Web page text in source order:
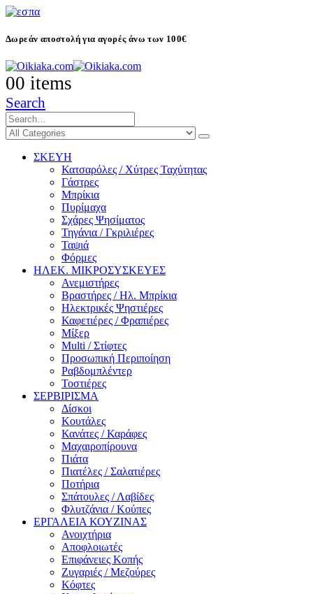
Δωρεάν αποστολή για αγορές άνω των 100€
00 items
Search
ΣΚΕΥΗ
Κατσαρόλες / Χύτρες Ταχύτητας
Γάστρες
Μπρίκια
Πυρίμαχα
Σχάρες Ψησίματος
Τηγάνια / Γκριλιέρες
Ταψιά
Φόρμες
ΗΛΕΚ. ΜΙΚΡΟΣΥΣΚΕΥΕΣ
Ανεμιστήρες
Βραστήρες / Ηλ. Μπρίκια
Ηλεκτρικές Ψηστιέρες
Καφετιέρες / Φραπιέρες
Μίξερ
Multi / Στίφτες
Προσωπική Περιποίηση
Ραβδομπλέντερ
Τοστιέρες
ΣΕΡΒΙΡΙΣΜΑ
Δίσκοι
Κουτάλες
Κανάτες / Καράφες
Μαχαιροπίρουνα
Πιάτα
Πιατέλες / Σαλατιέρες
Ποτήρια
Σπάτουλες / Λαβίδες
Φλυτζάνια / Κούπες
ΕΡΓΑΛΕΙΑ ΚΟΥΖΙΝΑΣ
Ανοιχτήρια
Αποφλοιωτές
Επιφάνειες Κοπής
Ζυγαριές / Μεζούρες
Κόφτες